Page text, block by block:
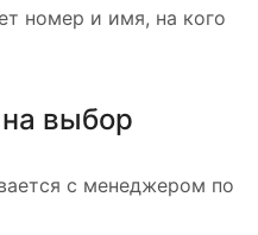
номер и имя, на кого
выбор
с менеджером по